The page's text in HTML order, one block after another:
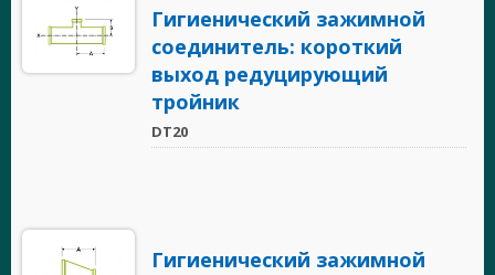
Гигиенический зажимной
соединитель: короткий
выход редуцирующий
тройник
DT20
Гигиенический зажимной